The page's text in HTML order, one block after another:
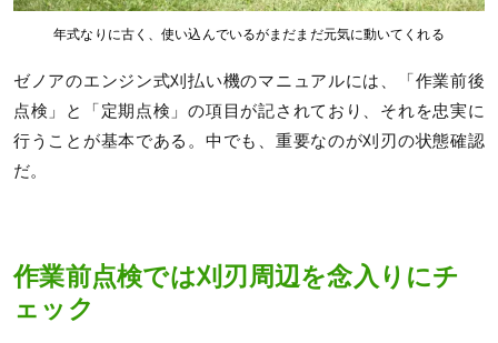
年式なりに古く、使い込んでいるがまだまだ元気に動いてくれる
ゼノアのエンジン式刈払い機のマニュアルには、「作業前後
点検」と「定期点検」の項目が記されており、それを忠実に
行うことが基本である。中でも、重要なのが刈刃の状態確認
だ。
作業前点検では刈刃周辺を念入りにチ
ェック